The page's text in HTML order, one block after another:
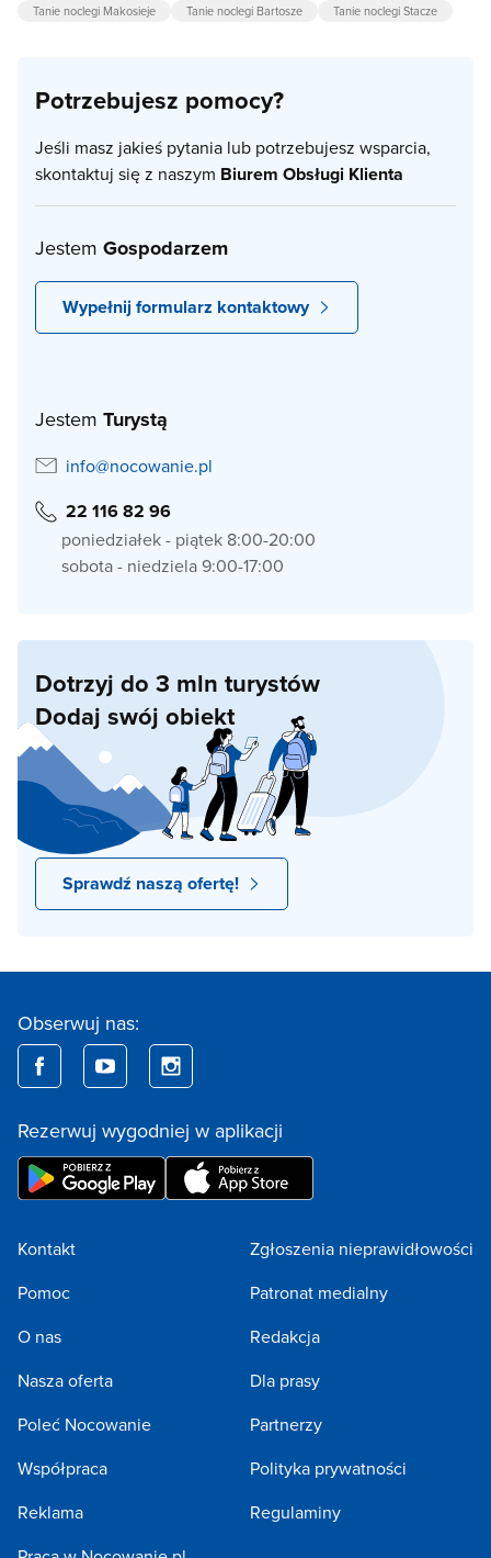
Tanie noclegi Makosieje
Tanie noclegi Bartosze Tanie noclegi Stacze
Potrzebujesz pomocy?
Jeśli masz jakieś pytania lub potrzebujesz wsparcia,
skontaktuj się z naszym Biurem Obsługi Klienta
Jestem Gospodarzem
Wypełnij formularz kontaktowy
Jestem Turystą
info@nocowanie.pl
22 116 82 96
poniedziałek - piątek 8:00-20:00
sobota - niedziela 9:00-17:00
Dotrzyj do 3 mln turystów
Dodaj swój obiekt
Sprawdź naszą ofertę!
Obserwuj nas:
Rezerwuj wygodniej w aplikacji
Kontakt
Pomoc
O nas
Nasza oferta
Poleć Nocowanie
Współpraca
Reklama
Zgłoszenia nieprawidłowości
Patronat medialny
Redakcja
Dla prasy
Partnerzy
Polityka prywatności
Regulaminy